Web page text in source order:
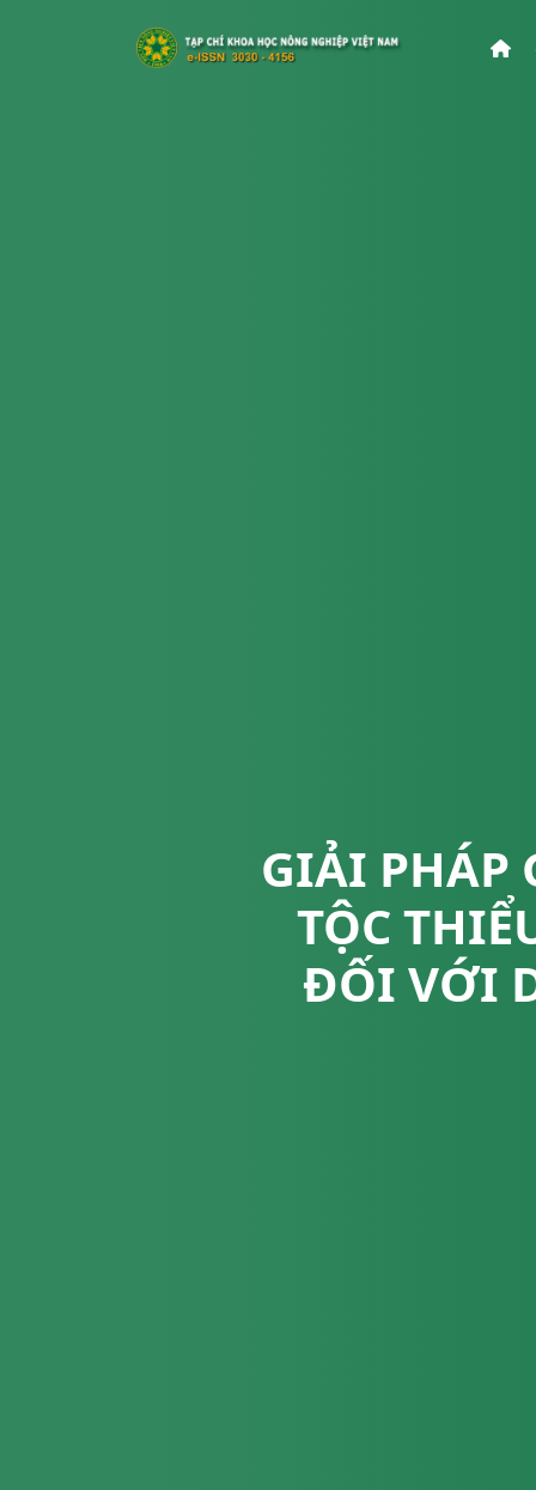
GIẢI PHÁP
TỘC
ĐỐI VỚI